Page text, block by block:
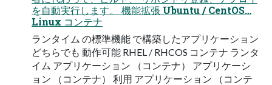
を自動実行します。 機能拡張 Ubuntu / CentOS…
Linux コンテナ
ランタイム の標準機能 で構築したアプリケーション
どちらでも 動作可能 RHEL / RHCOS コンテナ ランタ
イム アプリケーション （コンテナ） アプリケーシ
ョン （コンテナ） 利用 アプリケーション （コンテ